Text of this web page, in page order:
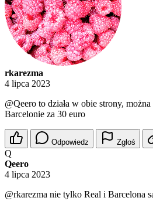
rkarezma
4 lipca 2023
@Qeero to działa w obie strony,
Barcelonie za 30 euro
Odpowiedz Zgłoś
Q
Qeero
4 lipca 2023
@rkarezma nie tylko Real i Barcelona